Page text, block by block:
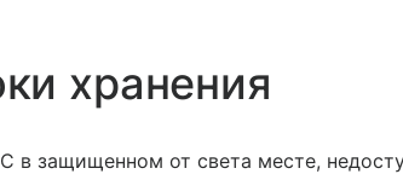
хранения
в защищенном от света месте,